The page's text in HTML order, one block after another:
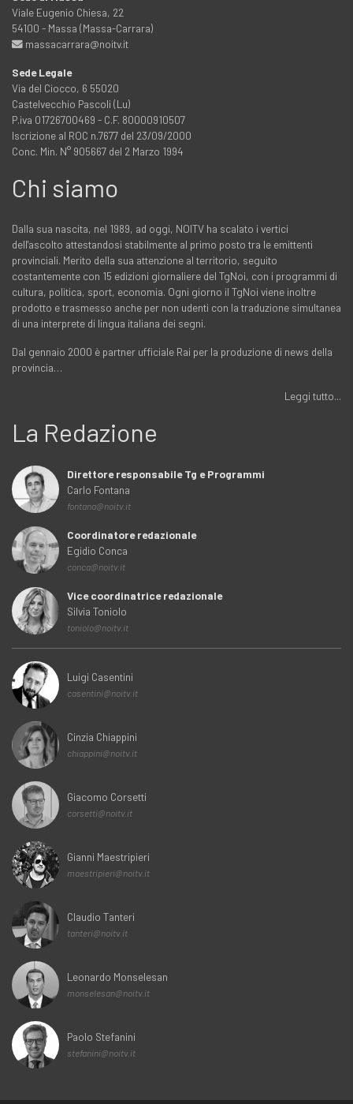
Viale Eugenio Chiesa, 22
54100 - Massa (Massa-Carrara)
massacarrara@noitv.it
Sede Legale
Via del Ciocco, 6 55020
Castelvecchio Pascoli (Lu)
P.iva 01726700469 - C.F. 80000910507
Iscrizione al ROC n.7677 del 23/09/2000
Conc. Min. N° 905667 del 2 Marzo 1994
Chi siamo
Dalla sua nascita, nel 1989, ad oggi, NOITV ha scalato i vertici
dell'ascolto attestandosi stabilmente al primo posto tra le emittenti
provinciali. Merito della sua attenzione al territorio, seguito
costantemente con 15 edizioni giornaliere del TgNoi, con i programmi di
cultura, politica, sport, economia. Ogni giorno il TgNoi viene inoltre
prodotto e trasmesso anche per non udenti con la traduzione simultanea
di una interprete di lingua italiana dei segni.
Dal gennaio 2000 è partner ufficiale Rai per la produzione di news della
provincia…
Leggi tutto...
La Redazione
Direttore responsabile Tg e Programmi
Carlo Fontana
fontana@noitv.it
Coordinatore redazionale
Egidio Conca
conca@noitv.it
Vice coordinatrice redazionale
Silvia Toniolo
toniolo@noitv.it
Luigi Casentini
casentini@noitv.it
Cinzia Chiappini
chiappini@noitv.it
Giacomo Corsetti
corsetti@noitv.it
Gianni Maestripieri
maestripieri@noitv.it
Claudio Tanteri
tanteri@noitv.it
Leonardo Monselesan
monselesan@noitv.it
Paolo Stefanini
stefanini@noitv.it